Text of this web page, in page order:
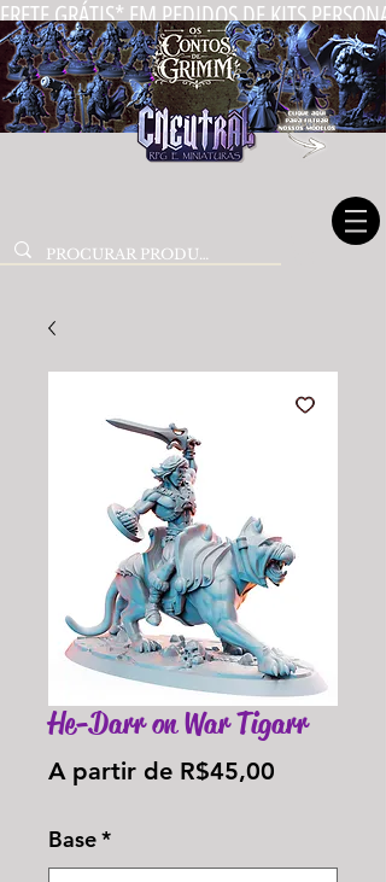
FRETE GRÁTIS* EM PEDIDOS DE KITS
He-Darr on War Tigarr
A partir de R$45,00
Base*